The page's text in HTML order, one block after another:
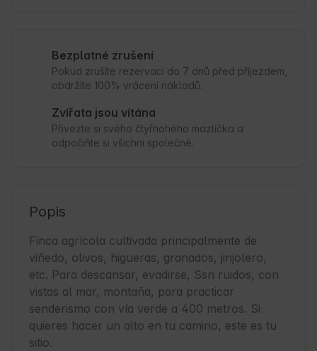
Bezplatné zrušení
Pokud zrušíte rezervaci do 7 dnů před příjezdem,
obdržíte 100% vrácení nákladů.
Zvířata jsou vítána
Přivezte si svého čtyřnohého mazlíčka a
odpočiňte si všichni společně.
Popis
Finca agrícola cultivada principalmente de
viñedo, olivos, higueras, granados, jinjolero,
etc. Para descansar, evadirse, Ssn ruidos, con
vistas al mar, montaña, para practicar
senderismo con vía verde a 400 metros. Si
quieres hacer un alto en tu camino, este es tu
sitio.